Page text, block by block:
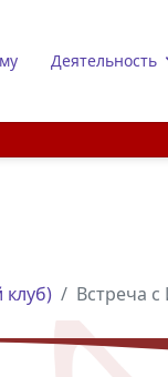
Деятельность
клуб) Встреча